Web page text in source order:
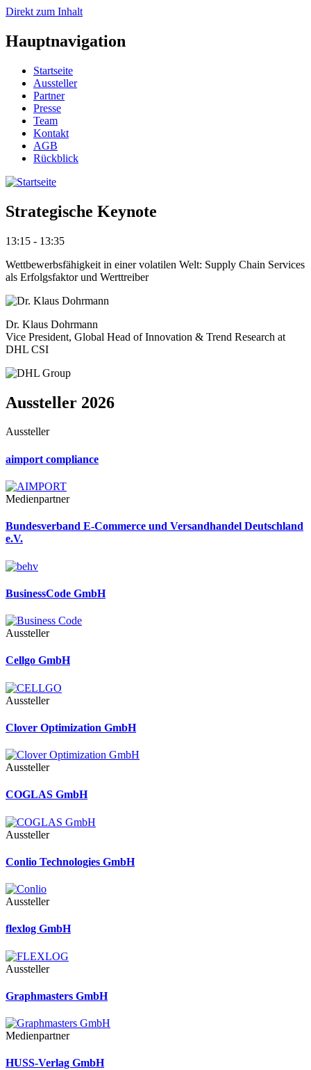
Direkt zum Inhalt
Hauptnavigation
Startseite
Aussteller
Partner
Presse
Team
Kontakt
AGB
Rückblick
Strategische Keynote
13:15 - 13:35
Wettbewerbsfähigkeit in einer volatilen Welt: Supply Chain Services
als Erfolgsfaktor und Werttreiber
Dr. Klaus Dohrmann
Vice President, Global Head of Innovation & Trend Research at
DHL CSI
Aussteller 2026
Aussteller
aimport compliance
Medienpartner
Bundesverband E-Commerce und Versandhandel Deutschland
e.V.
BusinessCode GmbH
Aussteller
Cellgo GmbH
Aussteller
Clover Optimization GmbH
Aussteller
COGLAS GmbH
Aussteller
Conlio Technologies GmbH
Aussteller
flexlog GmbH
Aussteller
Graphmasters GmbH
Medienpartner
HUSS-Verlag GmbH